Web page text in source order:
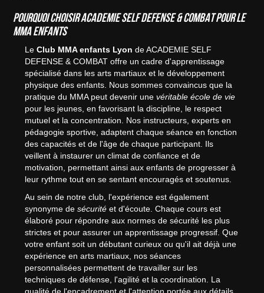
Pourquoi choisir ACADEMIE SELF DEFENSE & COMBAT pour le
MMA enfants
LeClub MMA enfants Lyon de ACADEMIE SELF
DEFENSE & COMBAT offre un cadre d'apprentissage
spécialisé dans les arts martiaux et le développement
physique des enfants. Nous sommes convaincus que la
pratique du MMA peut devenir unevéritable école de vie
pour les jeunes, en favorisant la discipline, le respect
mutuel et la concentration. Nos instructeurs, experts en
pédagogie sportive, adaptent chaque séance en fonction
des capacités et de l'âge de chaque participant. Ils
veillent à instaurer un climat de confiance et de
motivation, permettant ainsi aux enfants de progresser à
leur rythme tout en se sentant encouragés et soutenus.
Au sein de notre club, l'expérience est également
synonyme desécurité et d'écoute. Chaque cours est
élaboré pour répondre aux normes de sécurité les plus
strictes et pour assurer un apprentissage progressif. Que
votre enfant soit un débutant curieux ou qu'il ait déjà une
expérience en arts martiaux, nos séances
personnalisées permettent de travailler sur les
techniques de défense, l'agilité et la coordination. La